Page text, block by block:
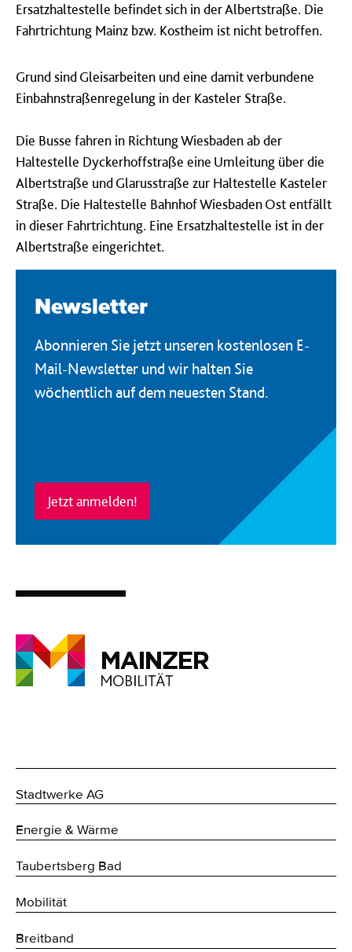
Ersatzhaltestelle befindet sich in der Albertstraße. Die
Fahrtrichtung Mainz bzw. Kostheim ist nicht betroffen.
Grund sind Gleisarbeiten und eine damit verbundene
Einbahnstraßenregelung in der Kasteler Straße.
Die Busse fahren in Richtung Wiesbaden ab der
Haltestelle Dyckerhoffstraße eine Umleitung über die
Albertstraße und Glarusstraße zur Haltestelle Kasteler
Straße. Die Haltestelle Bahnhof Wiesbaden Ost entfällt
in dieser Fahrtrichtung. Eine Ersatzhaltestelle ist in der
Albertstraße eingerichtet.
Newsletter
Abonnieren Sie jetzt unseren kostenlosen E-
Mail-Newsletter und wir halten Sie
wöchentlich auf dem neuesten Stand.
Jetzt anmelden!
Stadtwerke AG
Energie & Wärme
Taubertsberg Bad
Mobilität
Breitband